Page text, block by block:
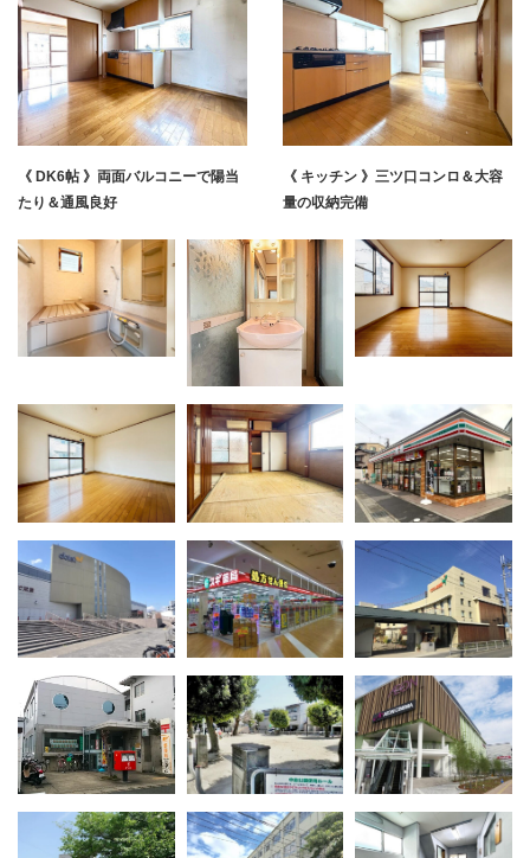
《 DK6帖 》両面バルコニーで陽当
たり＆通風良好
《 キッチン 》三ツ口コンロ＆大容
量の収納完備